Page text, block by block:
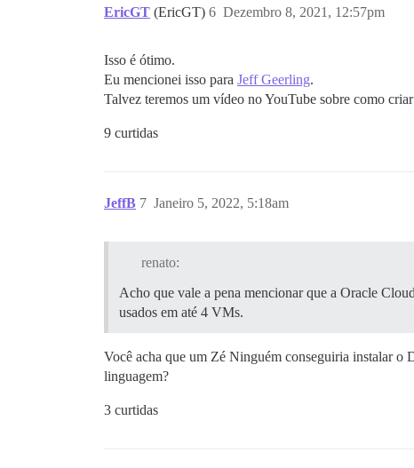
EricGT (EricGT) Dezembro 8, 2021, 12:57pm
6
Isso é ótimo.
Eu mencionei isso para Jeff Geerling.
Talvez teremos um vídeo no YouTube sobre como
9 curtidas
JeffB Janeiro 5, 2022, 5:18am
7
renato:
Acho que vale a pena mencionar que a Oracle
usados em até 4 VMs.
Você acha que um Zé Ninguém conseguiria instalar o
linguagem?
3 curtidas